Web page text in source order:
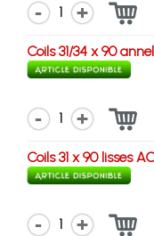
1
Coils 31/34 x 90
1
Coils 31 x 90 lisses
1